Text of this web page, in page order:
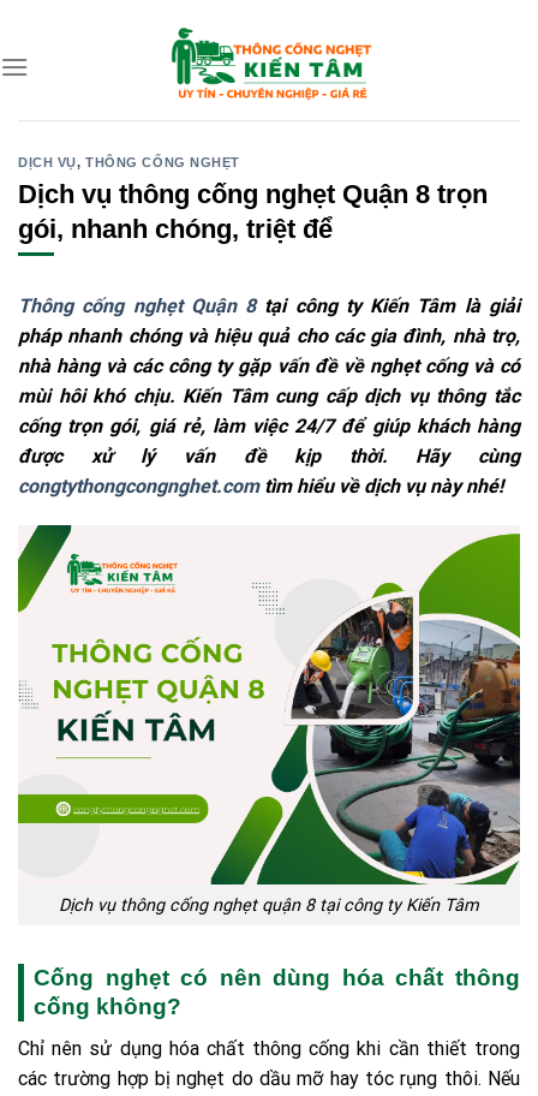
content
DỊCH VỤ,THÔNG CỐNG NGHẸT
Dịch vụ thông cống nghẹt Quận 8 trọn
gói, nhanh chóng, triệt để
Thông cống nghẹt Quận 8tại công ty Kiến Tâm là giải
pháp nhanh chóng và hiệu quả cho các gia đình, nhà trọ,
nhà hàng và các công ty gặp vấn đề về nghẹt cống và có
mùi hôi khó chịu. Kiến Tâm cung cấp dịch vụ thông tắc
cống trọn gói, giá rẻ, làm việc 24/7 để giúp khách hàng
được xử lý vấn đề kịp thời. Hãy cùng
congtythongcongnghet.comtìm hiểu về dịch vụ này nhé!
Dịch vụ thông cống nghẹt quận 8 tại công ty Kiến Tâm
Cống nghẹt có nên dùng hóa chất thông
cống không?
Chỉ nên sử dụng hóa chất thông cống khi cần thiết trong
các trường hợp bị nghẹt do dầu mỡ hay tóc rụng thôi. Nếu